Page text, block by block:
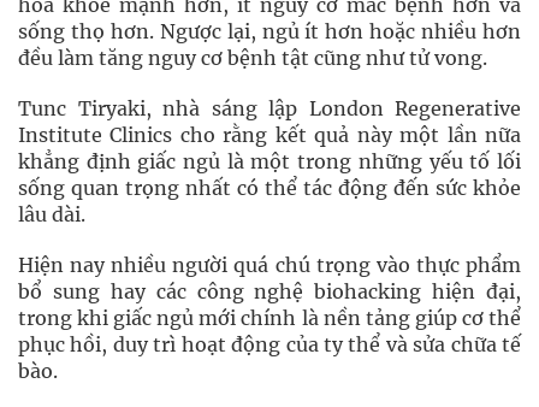
hóa khỏe mạnh hơn, ít nguy cơ mắc bệnh hơn và
sống thọ hơn. Ngược lại, ngủ ít hơn hoặc nhiều hơn
đều làm tăng nguy cơ bệnh tật cũng như tử vong.
Tunc Tiryaki, nhà sáng lập London Regenerative
Institute Clinics cho rằng kết quả này một lần nữa
khẳng định giấc ngủ là một trong những yếu tố lối
sống quan trọng nhất có thể tác động đến sức khỏe
lâu dài.
Hiện nay nhiều người quá chú trọng vào thực phẩm
bổ sung hay các công nghệ biohacking hiện đại,
trong khi giấc ngủ mới chính là nền tảng giúp cơ thể
phục hồi, duy trì hoạt động của ty thể và sửa chữa tế
bào.